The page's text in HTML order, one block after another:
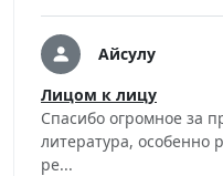
Айсулу
Лицом к лицу
Спасибо огромное за
литература, особенно
ре...